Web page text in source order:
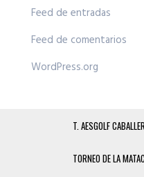
Feed de entradas
Feed de comentarios
WordPress.org
T. AESGOLF
TORNEO DE LA